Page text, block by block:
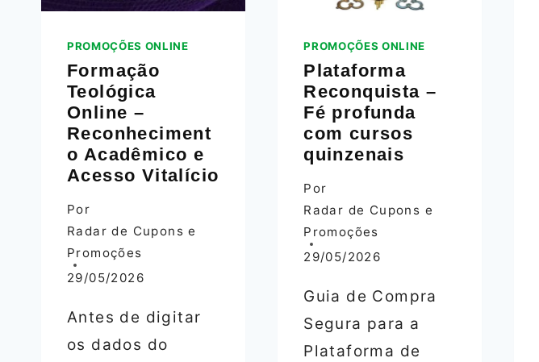
PROMOÇÕES ONLINE
Formação
Teológica
Online –
Reconheciment
o Acadêmico e
Acesso Vitalício
Por
Radar de Cupons e
Promoções
29/05/2026
Antes de digitar
os dados do
PROMOÇÕES ONLINE
Plataforma
Reconquista –
Fé profunda
com cursos
quinzenais
Por
Radar de Cupons e
Promoções
29/05/2026
Guia de Compra
Segura para a
Plataforma de